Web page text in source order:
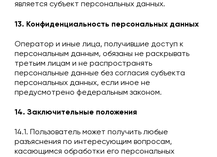
является субъект персональных данных.
13. Конфиденциальность персональных данных
Оператор и иные лица, получившие доступ к
персональным данным, обязаны не раскрывать
третьим лицам и не распространять
персональные данные без согласия субъекта
персональных данных, если иное не
предусмотрено федеральным законом.
14. Заключительные положения
14.1. Пользователь может получить любые
разъяснения по интересующим вопросам,
касающимся обработки его персональных